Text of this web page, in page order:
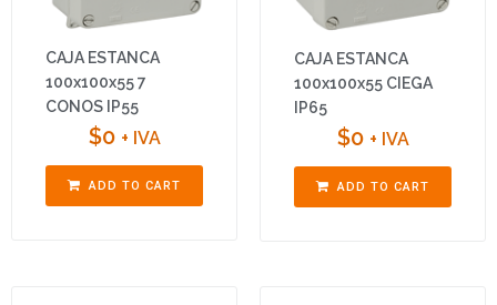
CAJA ESTANCA
100x100x55 7
CONOS IP55
$0 + IVA
ADD TO CART
CAJA ESTANCA
100x100x55 CIEGA
IP65
$0 + IVA
ADD TO CART